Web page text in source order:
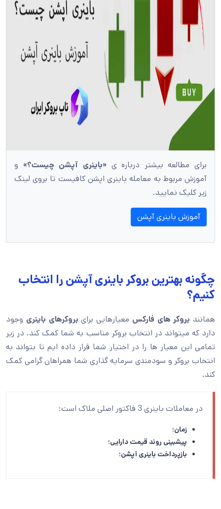
برای مطالعه بیشتر درباره ی «باینری آپشن چیست؟» و
آموزش مربوط به معامله باینری اپشن کافیست تا بروی لینک
زیر کلیک نمایید.
آموزش باینری آپشن
چگونه بهترین بروکر باینری آپشن را انتخاب
کنیم؟
همانند بروکر های فارکس معیارهایی برای بروکرهای باینری وجود
دارد که میتواند در انتخاب بروکر مناسب به شما کمک کند. در زیر
تمامی این معیار ها را در اختیار شما قرار داده ایم تا بتواند به
انتخاب بروکر و سودمندی سرمایه گذاری شما همراهان گرامی کمک
کند.
در معاملات باینری 3 فاکتور اصلی ملاک است:
زمان؛
پیشبینی روند قیمت دارایی؛
بازپرداخت باینری آپشن؛